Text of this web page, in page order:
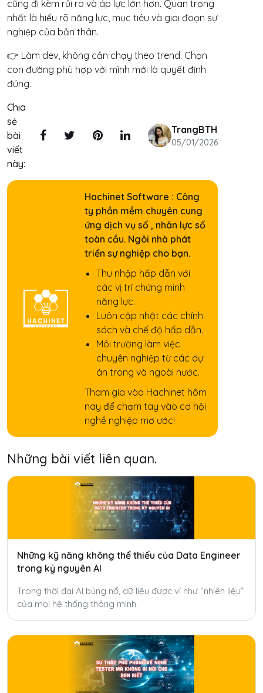
cũng đi kèm rủi ro và áp lực lớn hơn. Quan trọng
nhất là hiểu rõ năng lực, mục tiêu và giai đoạn sự
nghiệp của bản thân.
👉 Làm dev, không cần chạy theo trend. Chọn
con đường phù hợp với mình mới là quyết định
đúng.
Chia
sẻ
bài
viết
này:
TrangBTH
05/01/2026
Hachinet Software : Công
ty phần mềm chuyên cung
ứng dịch vụ số , nhân lực số
toàn cầu. Ngôi nhà phát
triển sự nghiệp cho bạn.
Thu nhập hấp dẫn với
các vị trí chứng minh
năng lực.
Luôn cập nhật các chính
sách và chế độ hấp dẫn.
Môi trường làm việc
chuyên nghiệp từ các dự
án trong và ngoài nước.
Tham gia vào Hachinet hôm
nay để chạm tay vào cơ hội
nghề nghiệp mơ ước!
Những bài viết liên quan.
Những kỹ năng không thể thiếu của Data Engineer
trong kỷ nguyên AI
Trong thời đại AI bùng nổ, dữ liệu được ví như “nhiên liệu”
của mọi hệ thống thông minh.